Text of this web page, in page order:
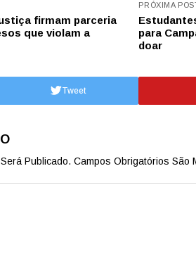
firmam parceria
que violam a
PRÓXIMA
para
doar
Tweet
Publicado. Campos Obrigatórios São